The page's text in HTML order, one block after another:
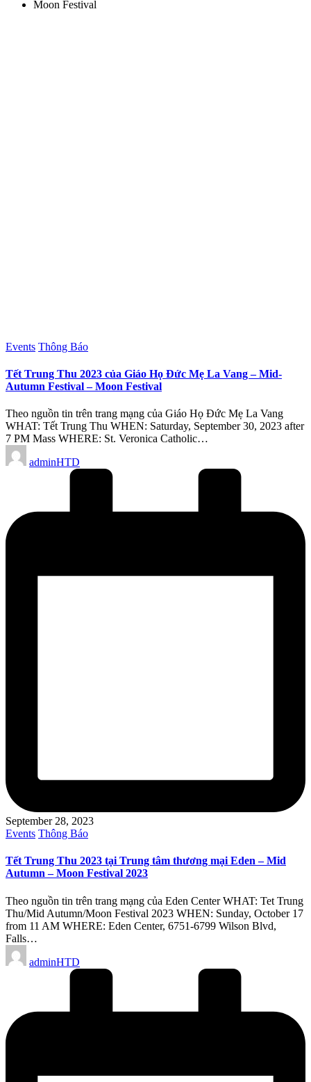
Moon Festival
Posted
Events Thông Báo
Tết Trung Thu 2023 của Giáo Họ Đức Mẹ La Vang – Mid-
Autumn Festival – Moon Festival
Theo nguồn tin trên trang mạng của Giáo Họ Đức Mẹ La Vang
WHAT: Tết Trung Thu WHEN: Saturday, September 30, 2023 after
7 PM Mass WHERE: St. Veronica Catholic…
Posted
by
adminHTD
September 28, 2023
Posted
Events Thông Báo
Tết Trung Thu 2023 tại Trung tâm thương mại Eden – Mid
Autumn – Moon Festival 2023
Theo nguồn tin trên trang mạng của Eden Center WHAT: Tet Trung
Thu/Mid Autumn/Moon Festival 2023 WHEN: Sunday, October 17
from 11 AM WHERE: Eden Center, 6751-6799 Wilson Blvd,
Falls…
Posted
by
adminHTD